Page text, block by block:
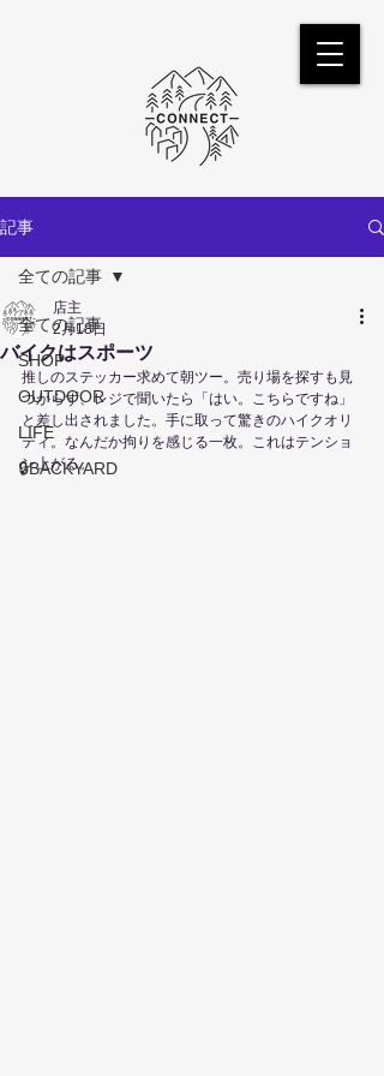
記事
全ての記事
SHOP
OUTDOOR
LIFE
🔒BACKYARD
全ての記事
バイクはスポーツ
店主
2月18日
推しのステッカー求めて朝ツー。売り場を探すも見
つからず、レジで聞いたら「はい。こちらですね」
と差し出されました。手に取って驚きのハイクオリ
ティ。なんだか拘りを感じる一枚。これはテンショ
ン上がる。